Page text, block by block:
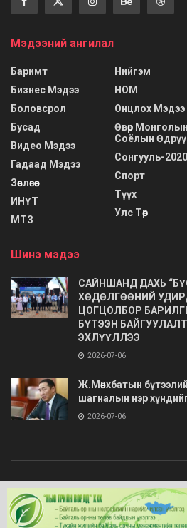
Мэдээний ангилал
Баримт
Бизнес Мэдээ
Боловсрол
Бусад
Видео Мэдээ
Гадаад Мэдээ
Зөвлөгөө
ИНҮТ
МТЗ
Нийгэм
НОМ
Онцлох Мэдээ
Өвөр Монголын
Соёлын
Сонгууль-2020
Спорт
Түүх
Улс Төр
Шинэ мэдээ
САЙНШАНД ДАХЬ
ХӨДӨЛГӨӨНИЙ
ЦОГЦОЛБОР
БҮТЭЭН
ЭХЛҮҮЛЛЭЭ
2026-07-06
Ж.Мөнхбатын
шагналын нэр
2026-07-06
© 2020 Barimt.com- Зохиогчийн эрх
ONLINE MEDIA LLC.